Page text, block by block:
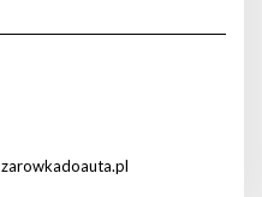
zarowkadoauta.pl